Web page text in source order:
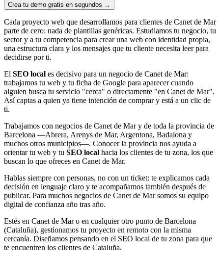
Crea tu demo gratis en segundos →
Cada proyecto web que desarrollamos para clientes de Canet de Mar
parte de cero: nada de plantillas genéricas. Estudiamos tu negocio, tu
sector y a tu competencia para crear una web con identidad propia,
una estructura clara y los mensajes que tu cliente necesita leer para
decidirse por ti.
El SEO local es decisivo para un negocio de Canet de Mar:
trabajamos tu web y tu ficha de Google para aparecer cuando
alguien busca tu servicio "cerca" o directamente "en Canet de Mar".
Así captas a quien ya tiene intención de comprar y está a un clic de
ti.
Trabajamos con negocios de Canet de Mar y de toda la provincia de
Barcelona —Abrera, Arenys de Mar, Argentona, Badalona y
muchos otros municipios—. Conocer la provincia nos ayuda a
orientar tu web y tu SEO local hacia los clientes de tu zona, los que
buscan lo que ofreces en Canet de Mar.
Hablas siempre con personas, no con un ticket: te explicamos cada
decisión en lenguaje claro y te acompañamos también después de
publicar. Para muchos negocios de Canet de Mar somos su equipo
digital de confianza año tras año.
Estés en Canet de Mar o en cualquier otro punto de Barcelona
(Cataluña), gestionamos tu proyecto en remoto con la misma
cercanía. Diseñamos pensando en el SEO local de tu zona para que
te encuentren los clientes de Cataluña.